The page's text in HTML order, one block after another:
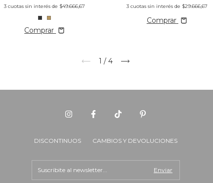
3 cuotas sin interés de $49.666,67
Comprar
3 cuotas sin interés de $29.666,67
Comprar
1 / 4
DISCONTINUOS CAMBIOS Y DEVOLUCIONES